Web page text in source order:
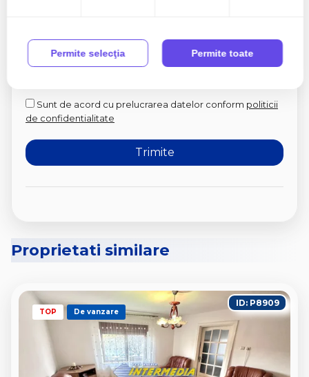
Sunt de acord cu prelucrarea datelor conform politicii
de confidentialitate
Proprietati similare
TOP De vanzare
ID: P8909
Permite selecţia Permite toate